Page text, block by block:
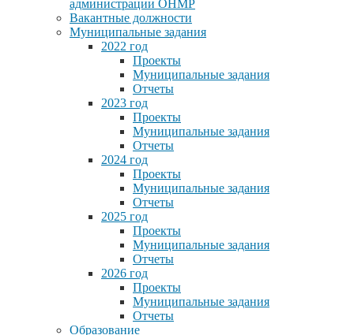
администрации ОНМР
Вакантные должности
Муниципальные задания
2022 год
Проекты
Муниципальные задания
Отчеты
2023 год
Проекты
Муниципальные задания
Отчеты
2024 год
Проекты
Муниципальные задания
Отчеты
2025 год
Проекты
Муниципальные задания
Отчеты
2026 год
Проекты
Муниципальные задания
Отчеты
Образование